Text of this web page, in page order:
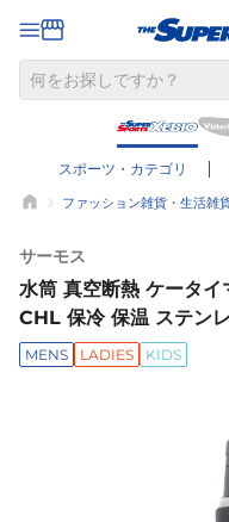
スポーツ・カテゴリ
ファッション雑貨・生活雑
サーモス
水筒 真空断熱 ケータ
CHL 保冷 保温 ステン
MENS LADIES KIDS